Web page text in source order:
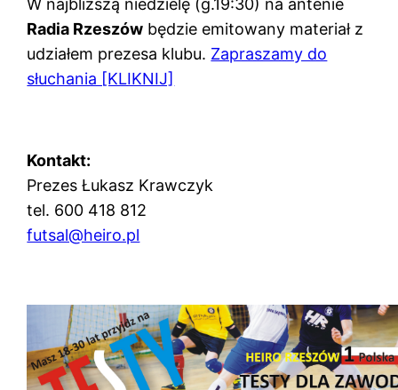
W najbliższą niedzielę (g.19:30) na antenie
Radia Rzeszów będzie emitowany materiał z
udziałem prezesa klubu. Zapraszamy do
słuchania [KLIKNIJ]
Kontakt:
Prezes Łukasz Krawczyk
tel. 600 418 812
futsal@heiro.pl